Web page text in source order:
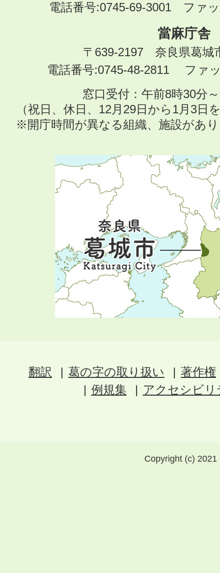
電話番号:0745-69-3001 ファ
當麻庁舎
〒639-2197 奈良県葛城
電話番号:0745-48-2811 ファ
窓口受付：午前8時30分
（祝日、休日、12月29日から1月3日
※開庁時間が異なる組織、施設があ
翻訳 葛の字の取り扱い
著作権
例規集
アクセシビ
Copyright (c)